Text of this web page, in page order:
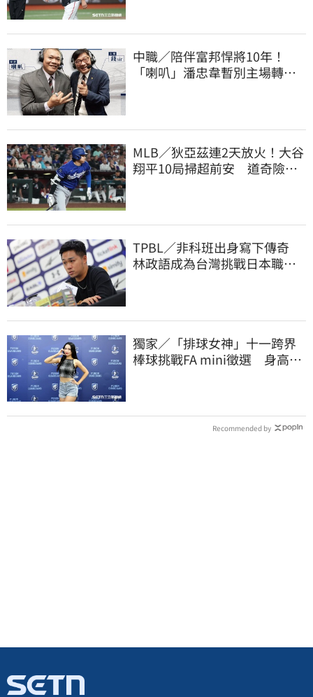
中職／陪伴富邦悍將10年！
「喇叭」潘忠韋暫別主場轉
MLB／狄亞茲連2天放火！大谷
翔平10局掃超前安 道奇險逃9
TPBL／非科班出身寫下傳奇
林政語成為台灣挑戰日本職籃
獨家／「排球女神」十一跨界
棒球挑戰FA mini徵選 身高
Recommended by